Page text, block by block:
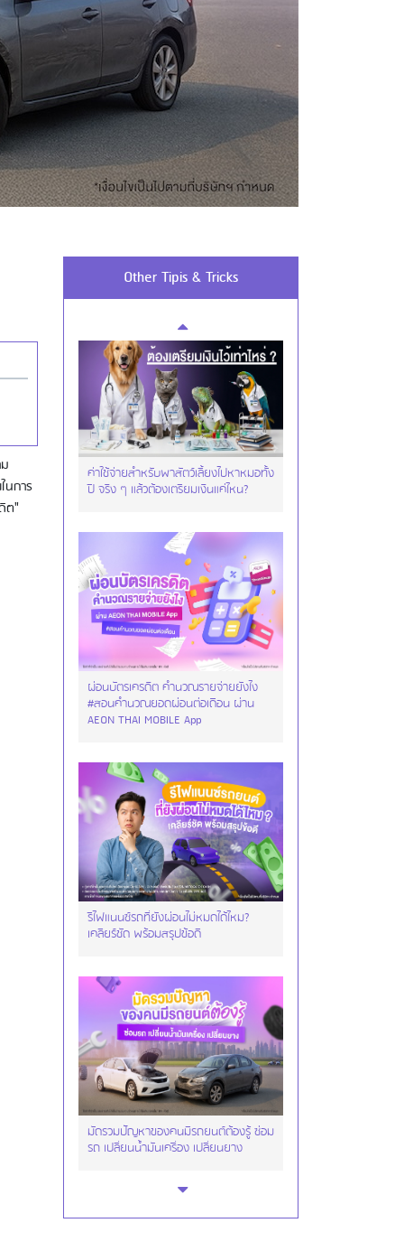
นการ
ต"
Other Tipis & Tricks
Using AEON Cards - Cashing /
Advanced Cash Withdrawal
Using AEON Cards - Using your Card
Securely
ค่าใช้จ่ายสำหรับพาสัตว์เลี้ยงไปหาหมอทั้ง
ปี จริง ๆ แล้วต้องเตรียมเงินแค่ไหน?
ผ่อนบัตรเครดิต คำนวณรายจ่ายยังไง
#สอนคำนวณยอดผ่อนต่อเดือน ผ่าน
AEON THAI MOBILE App
รีไฟแนนซ์รถที่ยังผ่อนไม่หมดได้ไหม?
เคลียร์ชัด พร้อมสรุปข้อดี
มัดรวมปัญหาของคนมีรถยนต์ต้องรู้ ซ่อม
รถ เปลี่ยนน้ำมันเครื่อง เปลี่ยนยาง